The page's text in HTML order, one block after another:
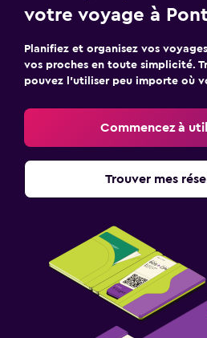
votre voyage à
Planifiez et organisez vos
vos proches en toute simplicité.
pouvez l’utiliser peu importe où
Commencez à
Trouver mes